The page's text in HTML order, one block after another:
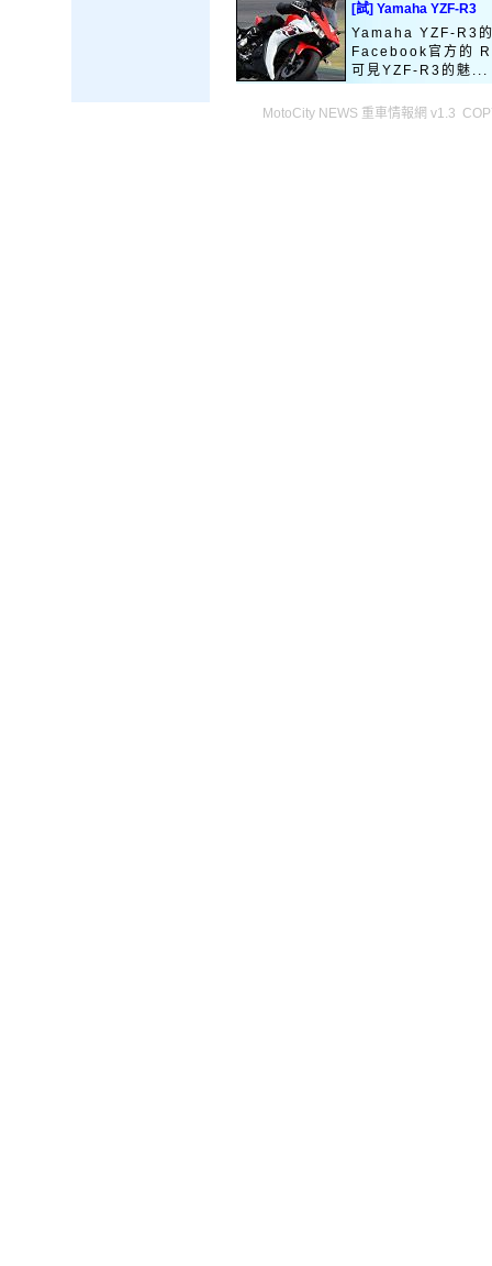
[試] Yamaha YZF-R3
Yamaha YZF-R3
Facebook官方的
可見YZF-R3的魅...
MotoCity NEWS 重車情報網 v1.3